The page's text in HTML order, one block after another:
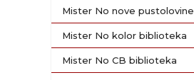
Mister No nove pustolovine
Mister No kolor biblioteka
Mister No CB biblioteka